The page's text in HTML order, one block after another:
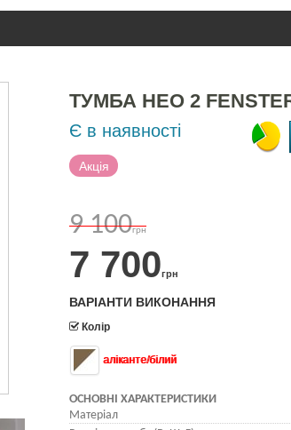
ТУМБА НЕО 2
Є в наявності
Акція
9 100грн
7 700грн
ВАРІАНТИ ВИКОНАННЯ
Колір
аліканте/білий
ОСНОВНІ ХАРАКТЕРИСТИКИ
Матеріал